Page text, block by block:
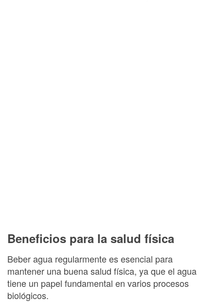
Beneficios para la salud física
Beber agua regularmente es esencial para
mantener una buena salud física, ya que el agua
tiene un papel fundamental en varios procesos
biológicos.